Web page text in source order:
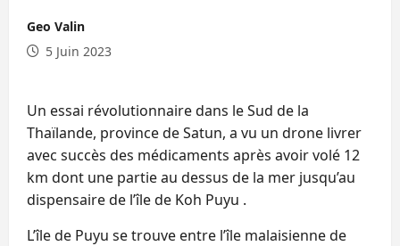
Geo Valin
5 Juin 2023
Un essai révolutionnaire dans le Sud de la
Thaïlande, province de Satun, a vu un drone livrer
avec succès des médicaments après avoir volé 12
km dont une partie au dessus de la mer jusqu’au
dispensaire de l’île de Koh Puyu .
L’île de Puyu se trouve entre l’île malaisienne de